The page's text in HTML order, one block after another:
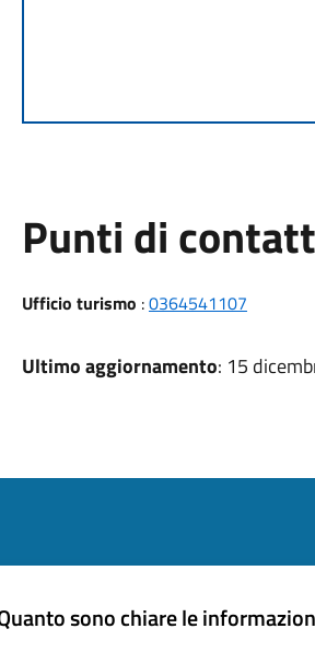
Punti di
Ufficio turismo :0364541107
Ultimo aggiornamento: 15
sono chiare le